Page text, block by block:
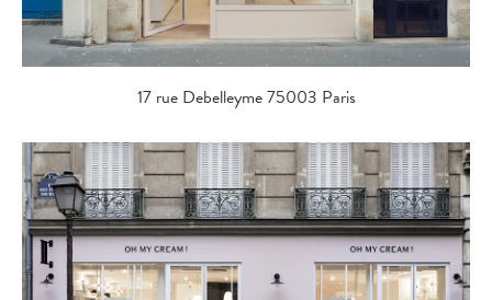
17 rue Debelleyme 75003 Paris